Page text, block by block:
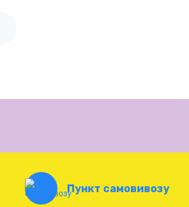
Пункт самовивозу